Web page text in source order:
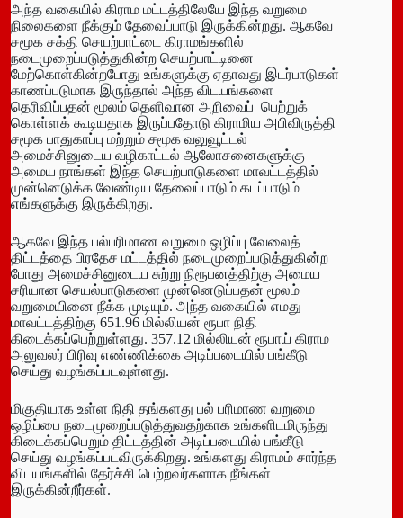
அந்த வகையில் கிராம மட்டத்திலேயே இந்த வறுமை
நிலைகளை நீக்கும் தேவைப்பாடு இருக்கின்றது. ஆகவே
சமூக சக்தி செயற்பாட்டை கிராமங்களில்
நடைமுறைப்படுத்துகின்ற செயற்பாட்டினை
மேற்கொள்கின்றபோது உங்களுக்கு ஏதாவது இடர்பாடுகள்
காணப்படுமாக இருந்தால் அந்த விடயங்களை
தெரிவிப்பதன் மூலம் தெளிவான அறிவைப் பெற்றுக்
கொள்ளக் கூடியதாக இருப்பதோடு கிராமிய அபிவிருத்தி
சமூக பாதுகாப்பு மற்றும் சமூக வலுவூட்டல்
அமைச்சினுடைய வழிகாட்டல் ஆலோசனைகளுக்கு
அமைய நாங்கள் இந்த செயற்பாடுகளை மாவட்டத்தில்
முன்னெடுக்க வேண்டிய தேவைப்பாடும் கடப்பாடும்
எங்களுக்கு இருக்கிறது.
ஆகவே இந்த பல்பரிமாண வறுமை ஒழிப்பு வேலைத்
திட்டத்தை பிரதேச மட்டத்தில் நடைமுறைப்படுத்துகின்ற
போது அமைச்சினுடைய சுற்று நிரூபனத்திற்கு அமைய
சரியான செயல்பாடுகளை முன்னெடுப்பதன் மூலம்
வறுமையினை நீக்க முடியும். அந்த வகையில் எமது
மாவட்டத்திற்கு 651.96 மில்லியன் ரூபா நிதி
கிடைக்கப்பெற்றுள்ளது. 357.12 மில்லியன் ரூபாய் கிராம
அலுவலர் பிரிவு எண்ணிக்கை அடிப்படையில் பங்கீடு
செய்து வழங்கப்படவுள்ளது.
மிகுதியாக உள்ள நிதி தங்களது பல் பரிமாண வறுமை
ஒழிப்பை நடைமுறைப்படுத்துவதற்காக உங்களிடமிருந்து
கிடைக்கப்பெறும் திட்டத்தின் அடிப்படையில் பங்கீடு
செய்து வழங்கப்படவிருக்கிறது. உங்களது கிராமம் சார்ந்த
விடயங்களில் தேர்ச்சி பெற்றவர்களாக நீங்கள்
இருக்கின்றீர்கள்.